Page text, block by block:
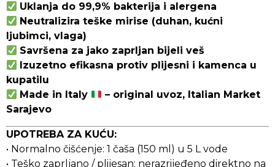
Uklanja do 99,9% bakterija i alergena
Neutralizira teške mirise (duhan, kućni
ljubimci, vlaga)
Savršena za jako zaprljan bijeli veš
Izuzetno efikasna protiv plijesni i kamenca u
kupatilu
Made in Italy
– original uvoz, Italian Market
Sarajevo
UPOTREBA ZA KUĆU:
• Normalno čišćenje: 1 čaša (150 ml) u 5 L vode
• Teško zaprljano / plijesan: nerazrijeđeno direktno na